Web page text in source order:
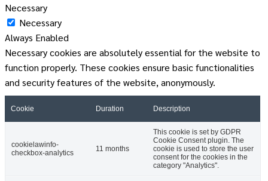
Necessary
Necessary
Always Enabled
Necessary cookies are absolutely essential for the website to
function properly. These cookies ensure basic functionalities
and security features of the website, anonymously.
Cookie Duration Description
cookielawinfo-
checkbox-analytics
11 months
This cookie is set by GDPR
Cookie Consent plugin. The
cookie is used to store the user
consent for the cookies in the
category "Analytics".